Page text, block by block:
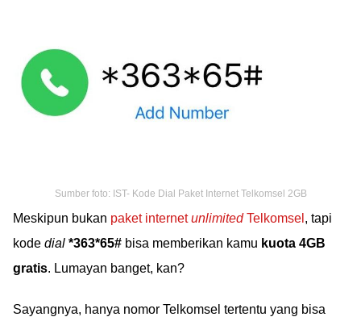
Sumber foto: IST- Kode Dial Paket Internet Telkomsel 2GB
Meskipun bukan paket internetunlimitedTelkomsel , tapi
kode dial *363*65# bisa memberikan kamu kuota 4GB
gratis. Lumayan banget, kan?
Sayangnya, hanya nomor Telkomsel tertentu yang bisa